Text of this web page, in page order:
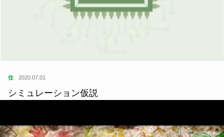
住 2020.07.01
シミュレーション仮説